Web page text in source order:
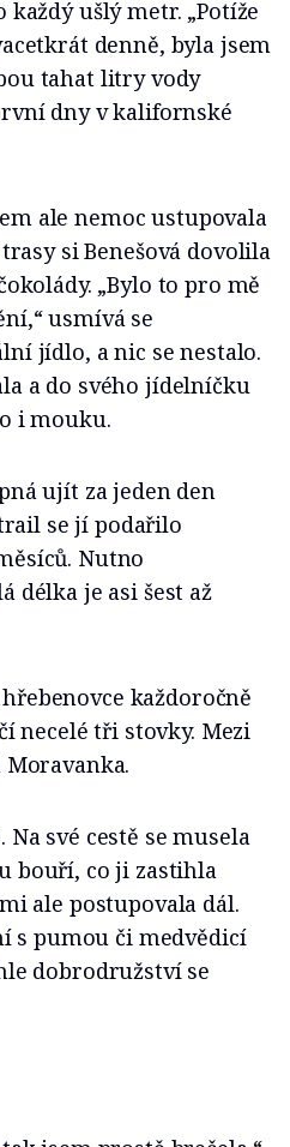
ušlý metr. „Potíže
denně, byla jsem
tahat litry vody
dny v kalifornské
ale nemoc ustupovala
si Benešová dovolila
„Bylo to pro mě
usmívá se
jídlo, a nic se nestalo.
a do svého jídelníčku
i mouku.
ujít za jeden den
se jí podařilo
Nutno
délka je asi šest až
každoročně
necelé tři stovky. Mezi
své cestě se musela
bouří, co ji zastihla
ale postupovala dál.
s pumou či medvědicí
dobrodružství se